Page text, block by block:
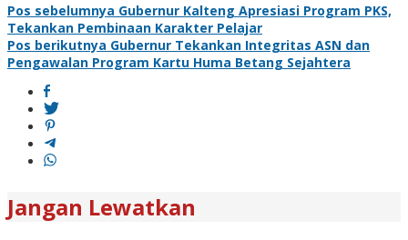
Pos sebelumnya Gubernur Kalteng Apresiasi Program PKS,
Tekankan Pembinaan Karakter Pelajar
Pos berikutnya Gubernur Tekankan Integritas ASN dan
Pengawalan Program Kartu Huma Betang Sejahtera
Jangan Lewatkan